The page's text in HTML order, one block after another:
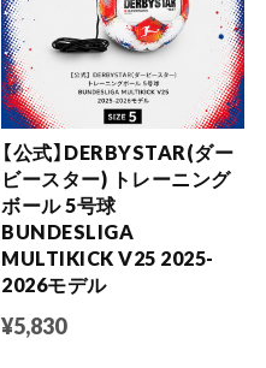
【公式】DERBYSTAR(ダー
ビースター) トレーニング
ボール 5号球
BUNDESLIGA
MULTIKICK V25 2025-
2026モデル
¥5,830